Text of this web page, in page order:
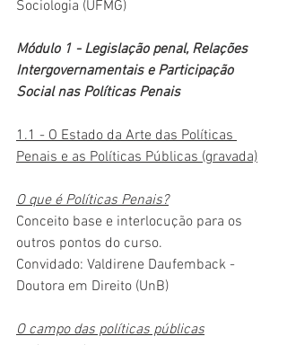
Sociologia (UFMG)
Módulo 1 - Legislação penal, Relações
Intergovernamentais e Participação
Social nas Políticas Penais
1.1 - O Estado da Arte das Políticas
Penais e as Políticas Públicas (gravada)
O que é Políticas Penais?
Conceito base e interlocução para os
outros pontos do curso.
Convidado: Valdirene Daufemback -
Doutora em Direito (UnB)
O campo das políticas públicas